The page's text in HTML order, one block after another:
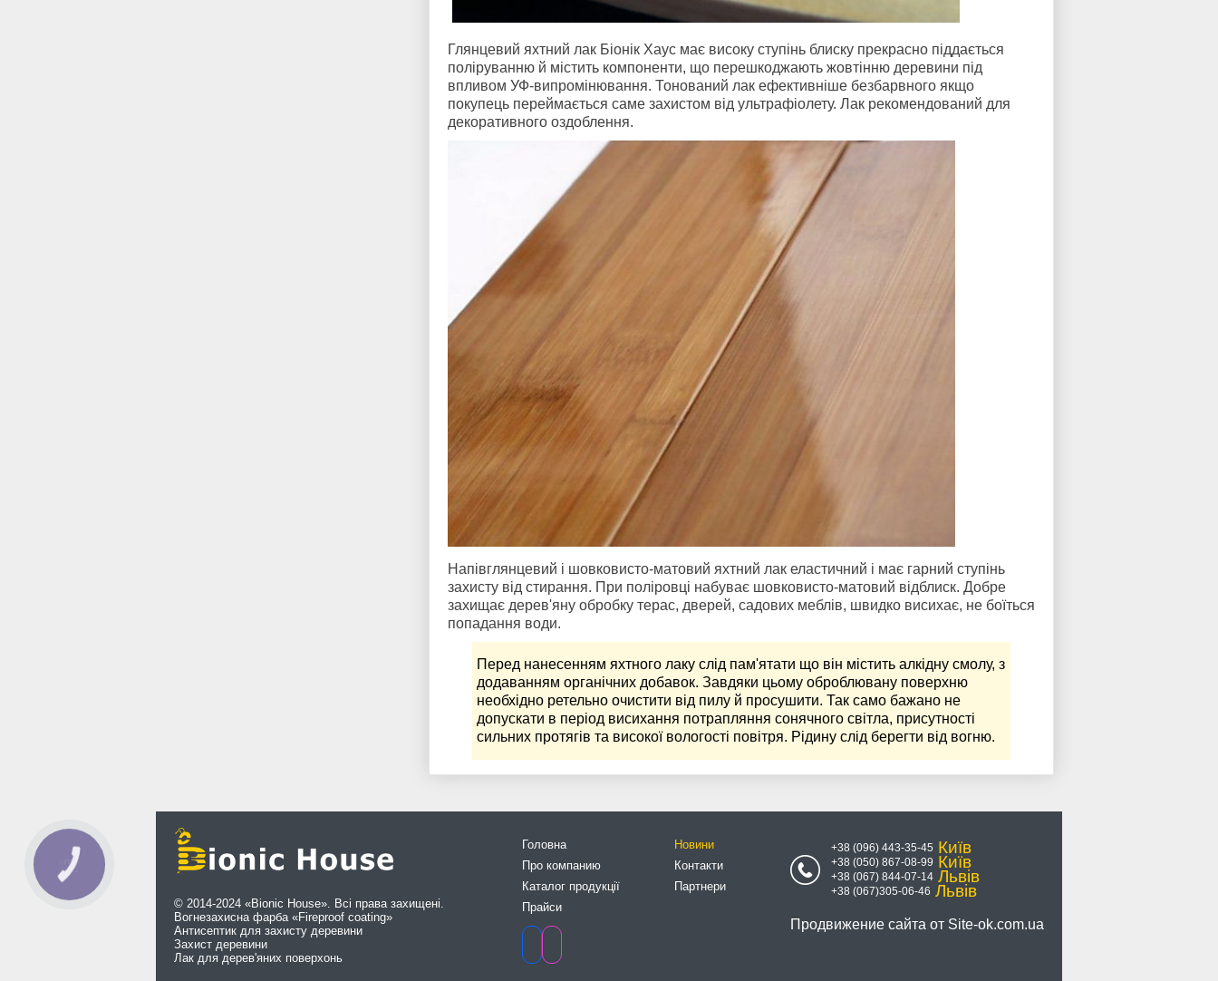
Глянцевий яхтний лак Біонік Хаус має високу ступінь блиску прекрасно піддається
поліруванню й містить компоненти, що перешкоджають жовтінню деревини під
впливом УФ-випромінювання. Тонований лак ефективніше безбарвного якщо
покупець переймається саме захистом від ультрафіолету. Лак рекомендований для
декоративного оздоблення.
Напівглянцевий і шовковисто-матовий яхтний лак еластичний і має гарний ступінь
захисту від стирання. При поліровці набуває шовковисто-матовий відблиск. Добре
захищає дерев'яну обробку терас, дверей, садових меблів, швидко висихає, не боїться
попадання води.
Перед нанесенням яхтного лаку слід пам'ятати що він містить алкідну смолу, з
додаванням органічних добавок. Завдяки цьому оброблювану поверхню
необхідно ретельно очистити від пилу й просушити. Так само бажано не
допускати в період висихання потрапляння сонячного світла, присутності
сильних протягів та високої вологості повітря. Рідину слід берегти від вогню.
© 2014-2024 «Bionic House». Всі права захищені.
Вогнезахисна фарба «Fireproof coating»
Антисептик для захисту деревини
Захист деревини
Лак для дерев'яних поверхонь
Головна
Про компанию
Каталог продукції
Прайси
Новини
Контакти
Партнери
+38 (096) 443-35-45 Київ
+38 (050) 867-08-99 Київ
+38 (067) 844-07-14 Львів
+38 (067)305-06-46 Львів
Продвижение сайта от Site-ok.com.ua